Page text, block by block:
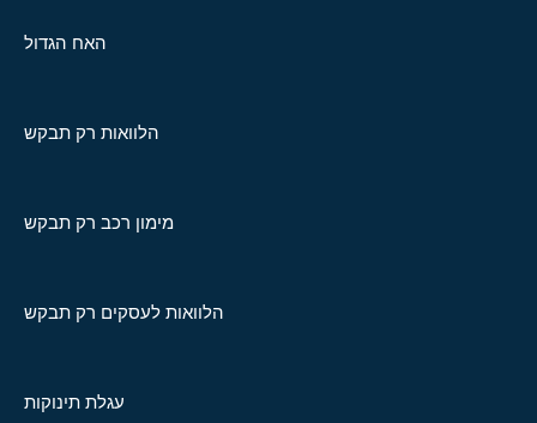
האח הגדול
הלוואות רק תבקש
מימון רכב רק תבקש
הלוואות לעסקים רק תבקש
עגלת תינוקות